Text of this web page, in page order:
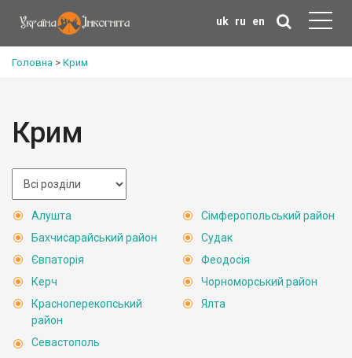
uk ru en
Головна > Крим
Крим
Алушта
Бахчисарайський район
Євпаторія
Керч
Красноперекопський
район
Севастополь
Сімферопольський район
Судак
Феодосія
Чорноморський район
Ялта